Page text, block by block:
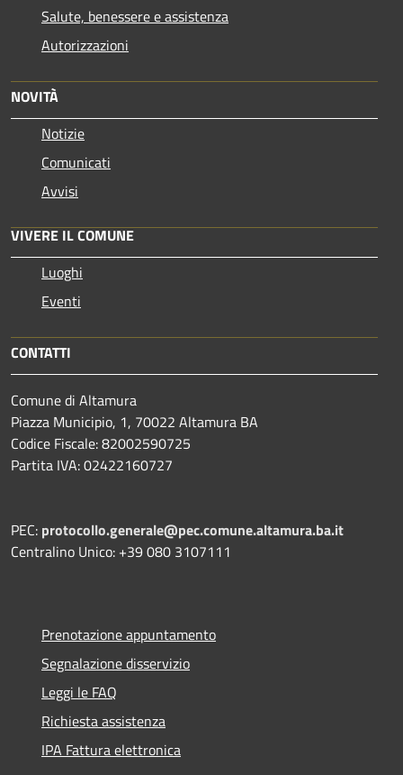
Salute, benessere e assistenza
Autorizzazioni
NOVITÀ
Notizie
Comunicati
Avvisi
VIVERE IL COMUNE
Luoghi
Eventi
CONTATTI
Comune di Altamura
Piazza Municipio, 1, 70022 Altamura BA
Codice Fiscale: 82002590725
Partita IVA: 02422160727
PEC: protocollo.generale@pec.comune.altamura.ba.it
Centralino Unico: +39 080 3107111
Prenotazione appuntamento
Segnalazione disservizio
Leggi le FAQ
Richiesta assistenza
IPA Fattura elettronica